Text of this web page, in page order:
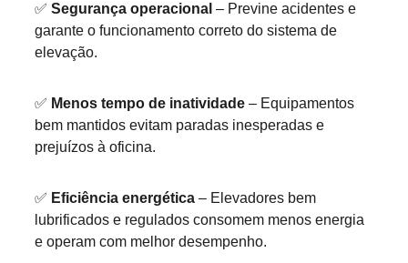
✅ Segurança operacional – Previne acidentes e
garante o funcionamento correto do sistema de
elevação.
✅ Menos tempo de inatividade – Equipamentos
bem mantidos evitam paradas inesperadas e
prejuízos à oficina.
✅ Eficiência energética – Elevadores bem
lubrificados e regulados consomem menos energia
e operam com melhor desempenho.